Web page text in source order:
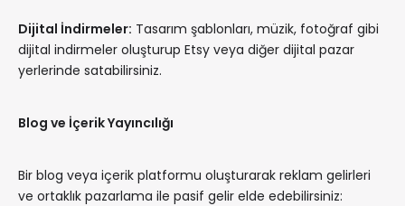
Dijital İndirmeler: Tasarım şablonları, müzik, fotoğraf gibi
dijital indirmeler oluşturup Etsy veya diğer dijital pazar
yerlerinde satabilirsiniz.
Blog ve İçerik Yayıncılığı
Bir blog veya içerik platformu oluşturarak reklam gelirleri
ve ortaklık pazarlama ile pasif gelir elde edebilirsiniz: